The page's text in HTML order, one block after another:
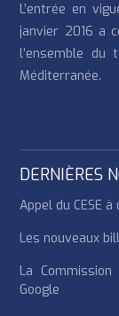
L’entrée en
janvier 2016 a
l’ensemble du
Méditerranée.
DERNIÈRES
Appel du CESE
Les nouveaux
La
Google